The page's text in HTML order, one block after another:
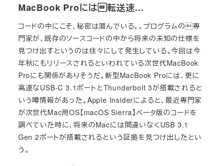
MacBook Proには転送速…
コードの中にこそ、秘密は潜んでいる。。プログラムの専
門家が、既存のソースコードの中から将来の未知の仕様を
見つけ出すというのは往々にして発生している。今回は今
年秋にもリリースされるといわれている次世代MacBook
Proにも関係がありそうだ。新型MacBook Proには、更に
高速なUSB-C 3.1ポートとThunderbolt 3が搭載されると
いう噂情報があった。Apple Insiderによると、最近専門家
が次世代Mac用OS【macOS Sierra】ベータ版のコードを
調べていた時に、将来のMacには間違いなくUSB 3.1
Gen 2ポートが搭載されるという証拠を見つけ出したとい
う。